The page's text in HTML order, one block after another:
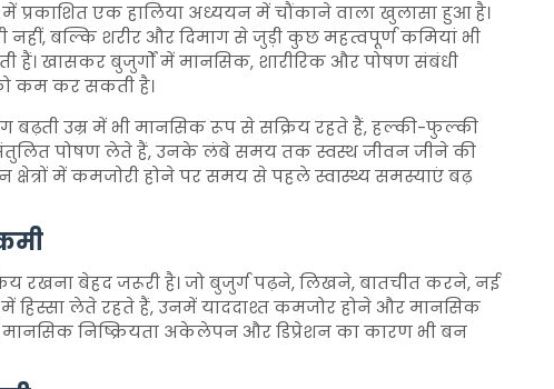
में प्रकाशित एक हालिया अध्ययन में चौंकाने वाला खुलासा हुआ है।
नहीं, बल्कि शरीर और दिमाग से जुड़ी कुछ महत्वपूर्ण कमियां भी
हैं। खासकर बुजुर्गों में मानसिक, शारीरिक और पोषण संबंधी
कम कर सकती है।
बढ़ती उम्र में भी मानसिक रूप से सक्रिय रहते हैं, हल्की-फुल्की
संतुलित पोषण लेते हैं, उनके लंबे समय तक स्वस्थ जीवन जीने की
क्षेत्रों में कमजोरी होने पर समय से पहले स्वास्थ्य समस्याएं बढ़
रखना बेहद जरूरी है। जो बुजुर्ग पढ़ने, लिखने, बातचीत करने, नई
में हिस्सा लेते रहते हैं, उनमें याददाश्त कमजोर होने और मानसिक
मानसिक निष्क्रियता अकेलेपन और डिप्रेशन का कारण भी बन